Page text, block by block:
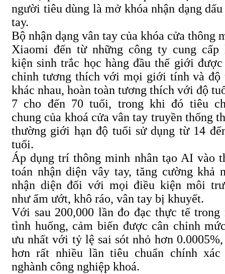
người tiêu dùng là mở khóa nhận dạng
tay.
Bộ nhận dạng vân tay của khóa cửa thông
Xiaomi đến từ những công ty cung cấp
kiện sinh trắc học hàng đầu thế giới được
chỉnh tương thích với mọi giới tính và độ
khác nhau, hoàn toàn tương thích với độ
7 cho đến 70 tuổi, trong khi đó tiêu
chung của khoá cửa vân tay truyền thống
thường giới hạn độ tuổi sử dụng từ 14
tuổi.
Áp dụng trí thông minh nhân tạo AI vào
toán nhận diện vây tay, tăng cường khả
nhận diện đối với mọi điều kiện môi
như ẩm ướt, khô ráo, vân tay bị khuyết.
Với sau 200,000 lần đo đạc thực tế trong
tình huống, cảm biến được cân chỉnh
ưu nhất với tỷ lệ sai sót nhỏ hơn 0.0005%,
hơn rất nhiều lần tiêu chuẩn chính xác
nghành công nghiệp khoá.